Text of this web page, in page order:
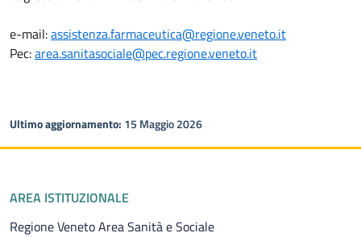
e-mail:assistenza.farmaceutica@regione.veneto.it
Pec:area.sanitasociale@pec.regione.veneto.it
Ultimo aggiornamento: 15 Maggio 2026
Piè di pagina
AREA ISTITUZIONALE
Regione Veneto Area Sanità e Sociale